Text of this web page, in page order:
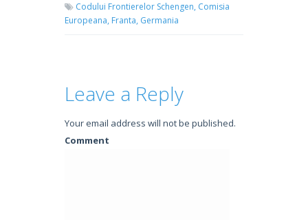
Codului Frontierelor Schengen, Comisia
Europeana, Franta, Germania
Leave a Reply
Your email address will not be published.
Comment